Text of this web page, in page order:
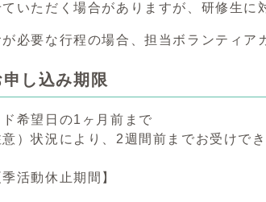
ていただく場合がありますが、研修生に
が必要な行程の場合、担当ボランティア
申し込み期限
ド希望日の1ヶ月前まで
意）状況により、2週間前までお受けで
季活動休止期間】